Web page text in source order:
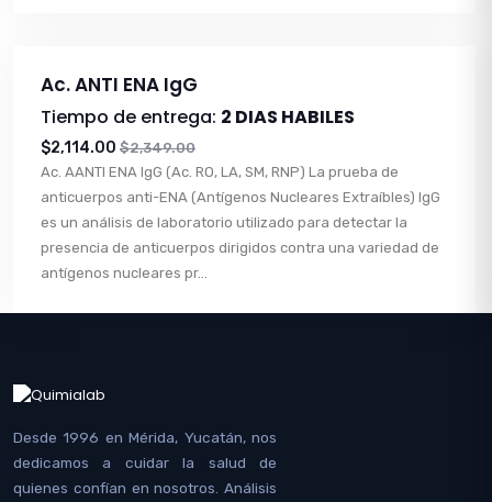
Ac. ANTI ENA IgG
Tiempo de entrega: 2 DIAS HABILES
$2,114.00 $2,349.00
Ac. AANTI ENA IgG (Ac. RO, LA, SM, RNP) La prueba de
anticuerpos anti-ENA (Antígenos Nucleares Extraíbles) IgG
es un análisis de laboratorio utilizado para detectar la
presencia de anticuerpos dirigidos contra una variedad de
antígenos nucleares pr...
Desde 1996 en Mérida, Yucatán, nos
dedicamos a cuidar la salud de
quienes confían en nosotros. Análisis